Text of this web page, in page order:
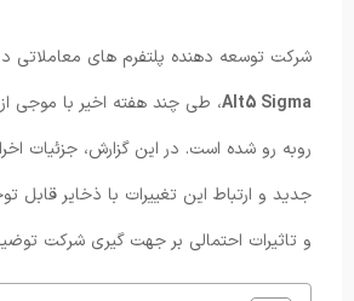
شرکت توسعه دهنده پلتفرم های معاملاتی
Alt5 Sigma، طی چند هفته اخیر با موجی از
روبه رو شده است. در این گزارش، جزئیات
و تاثیرات احتمالی بر جهت گیری شرکت